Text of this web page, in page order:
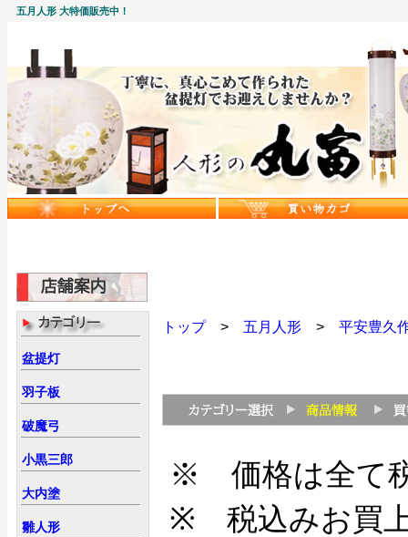
五月人形 大特価販売中！
盆提灯
羽子板
破魔弓
小黒三郎
大内塗
雛人形
トップ> 五月人形> 平安豊久
※ 価格は全て
※ 税込みお買